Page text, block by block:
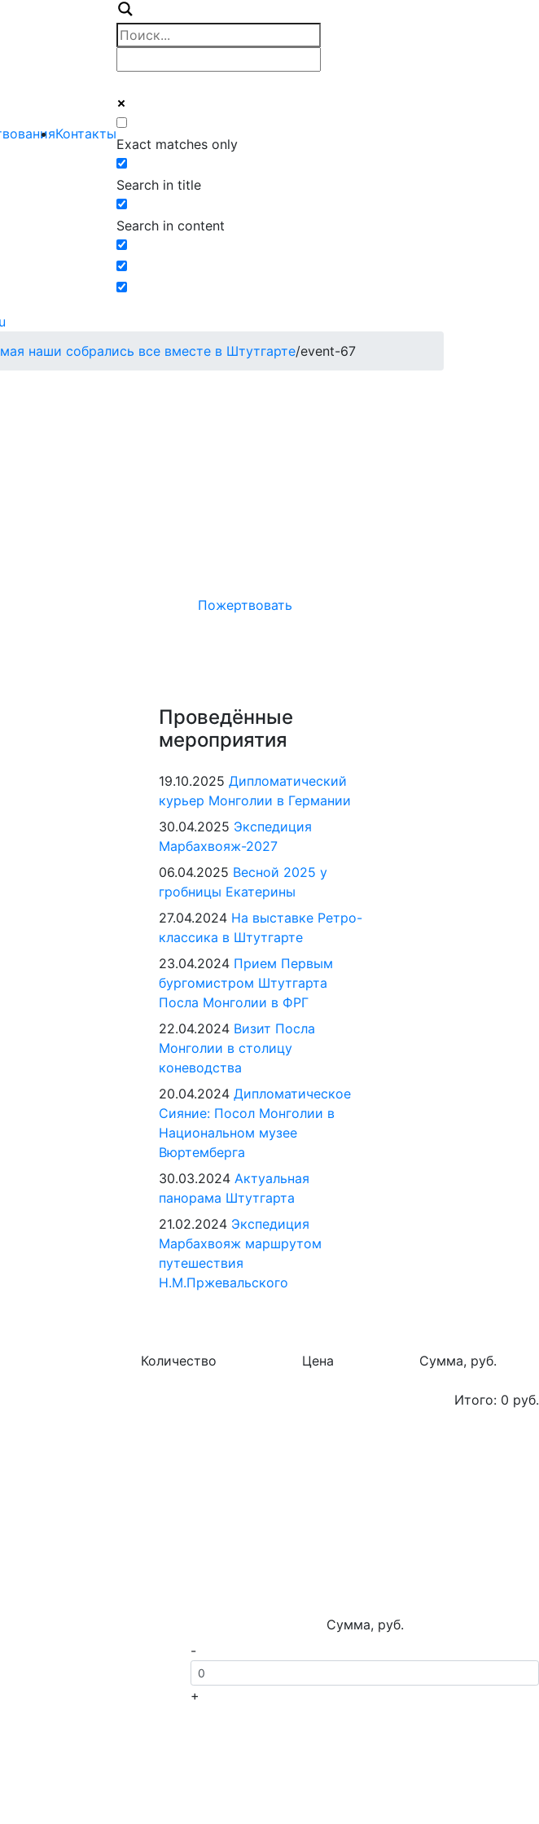
Контакты
Exact matches only
Search in title
Search in content
наши собрались все вместе в Штутгарте/event-67
Пожертвовать
Проведённые
мероприятия
19.10.2025 Дипломатический
курьер Монголии в Германии
30.04.2025 Экспедиция
Марбахвояж-2027
06.04.2025 Весной 2025 у
гробницы Екатерины
27.04.2024 На выставке Ретро-
классика в Штутгарте
23.04.2024 Прием Первым
бургомистром Штутгарта
Посла Монголии в ФРГ
22.04.2024 Визит Посла
Монголии в столицу
коневодства
20.04.2024 Дипломатическое
Сияние: Посол Монголии в
Национальном музее
Вюртемберга
30.03.2024 Актуальная
панорама Штутгарта
21.02.2024 Экспедиция
Марбахвояж маршрутом
путешествия
Н.М.Пржевальского
Количество Цена Сумма, руб.
Итого: 0 руб.
Сумма, руб.
-
+